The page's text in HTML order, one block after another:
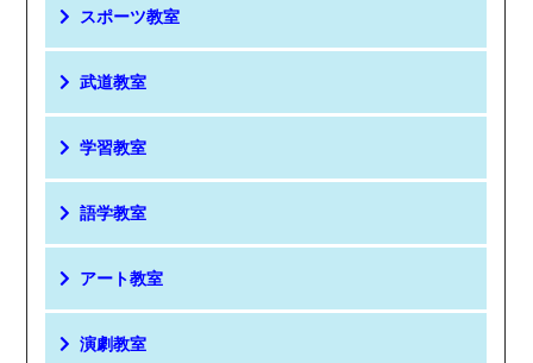
スポーツ教室
武道教室
学習教室
語学教室
アート教室
演劇教室